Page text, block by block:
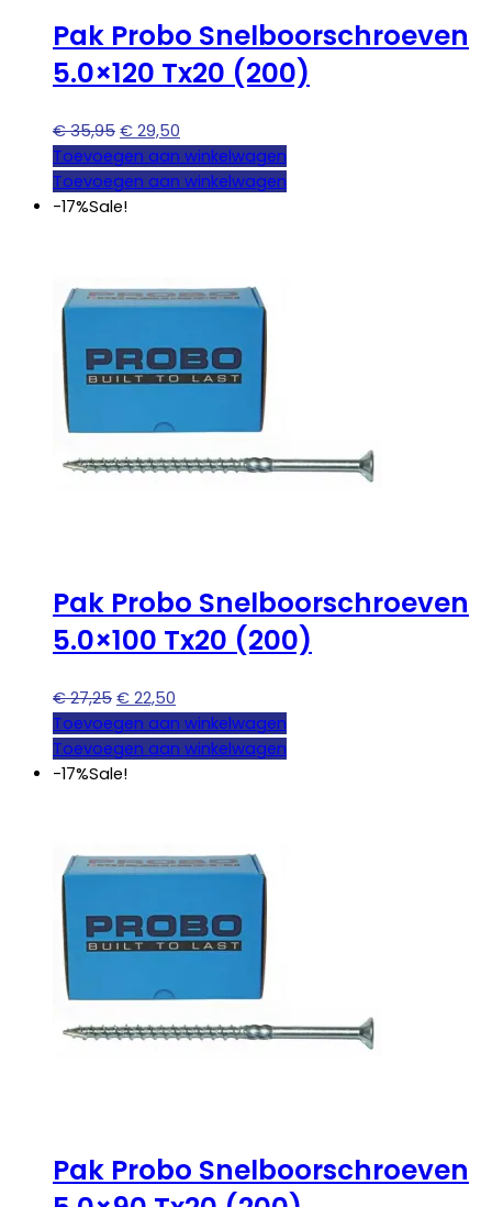
Pak Probo Snelboorschroeven
5.0×120 Tx20 (200)
€35,95 Oorspronkelijke
prijs
was:
€ 35,95.
€ 29,50
prijs
is:
Toevoegen aan winkelwagen
Toevoegen aan winkelwagen
-17%Sale!
Pak Probo Snelboorschroeven
5.0×100 Tx20 (200)
€27,25 Oorspronkelijke
prijs
was:
€ 27,25.
€ 22,50
prijs
is:
Toevoegen aan winkelwagen
Toevoegen aan winkelwagen
-17%Sale!
Pak Probo Snelboorschroeven